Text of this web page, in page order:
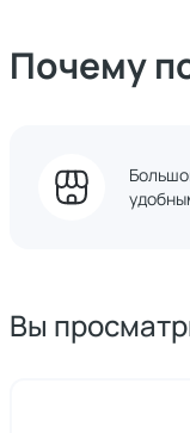
Почему
Вы